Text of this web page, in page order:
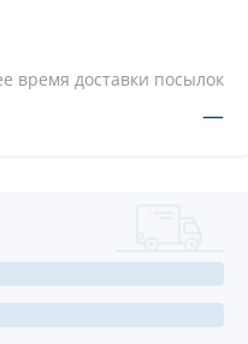
время доставки посылок
—